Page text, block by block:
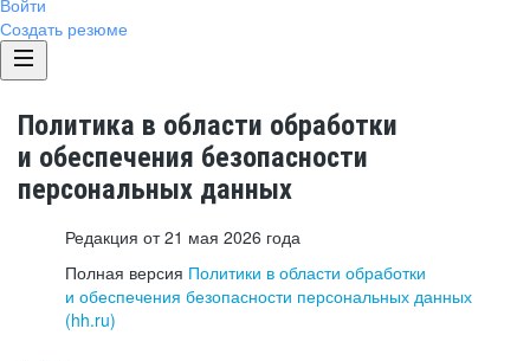
Войти
Создать резюме
Политика в области обработки
и обеспечения безопасности
персональных данных
Редакция от 21 мая 2026 года
Полная версия Политики в области обработки
и обеспечения безопасности персональных данных
(hh.ru)